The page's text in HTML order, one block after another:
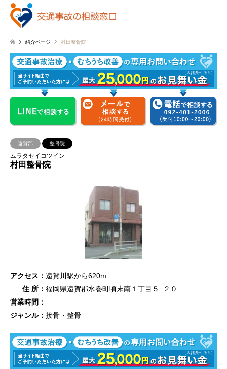
紹介ページ 村田整骨院
遠賀郡 整骨院
ムラタセイコツイン
村田整骨院
アクセス： 遠賀川駅から620m
住 所： 福岡県遠賀郡水巻町頃末南１丁目５−２０
営業時間：
ジャンル： 接骨・整骨